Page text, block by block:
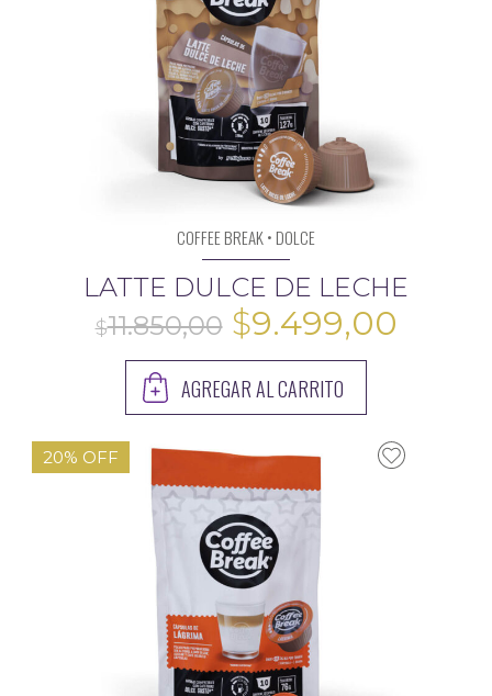
9.600,00
COFFEE BREAK • DOLCE
LATTE DULCE DE LECHE
El
precio
original
era:
$11.850,00.
$9.499,00
es:
AGREGAR AL CARRITO
20% OFF